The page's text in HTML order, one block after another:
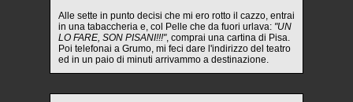
Alle sette in punto decisi che mi ero rotto il cazzo, entrai
in una tabaccheria e, col Pelle che da fuori urlava: "UN
LO FARE, SON PISANI!!!", comprai una cartina di Pisa.
Poi telefonai a Grumo, mi feci dare l'indirizzo del teatro
ed in un paio di minuti arrivammo a destinazione.